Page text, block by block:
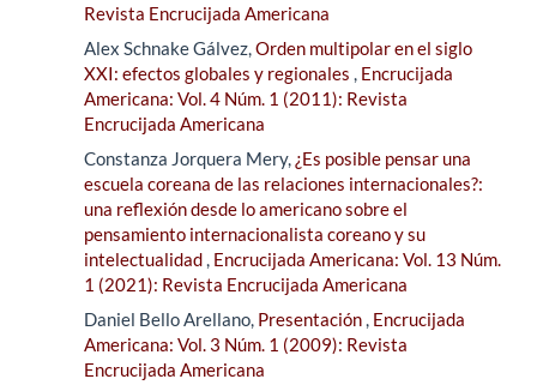
Revista Encrucijada Americana
Alex Schnake Gálvez,Orden multipolar en el siglo
XXI: efectos globales y regionales , Encrucijada
Americana: Vol. 4 Núm. 1 (2011): Revista
Encrucijada Americana
Constanza Jorquera Mery, ¿Es posible pensar una
escuela coreana de las relaciones internacionales?:
una reflexión desde lo americano sobre el
pensamiento internacionalista coreano y su
intelectualidad, Encrucijada Americana: Vol. 13 Núm.
1 (2021): Revista Encrucijada Americana
Daniel Bello Arellano, Presentación, Encrucijada
Americana: Vol. 3 Núm. 1 (2009): Revista
Encrucijada Americana